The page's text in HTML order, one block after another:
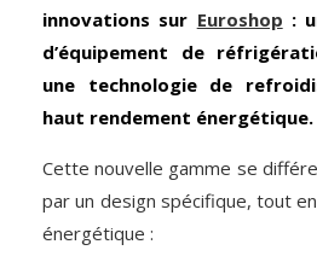
innovations sur Euroshop :
d’équipement de
une technologie de
haut rendement énergétique.
Cette nouvelle gamme se
par un design spécifique, tout
énergétique :